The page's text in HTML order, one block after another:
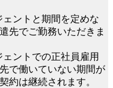
ントと期間を定めな
先でご勤務いただきま
ントでの正社員雇用
で働いていない期間が
約は継続されます。